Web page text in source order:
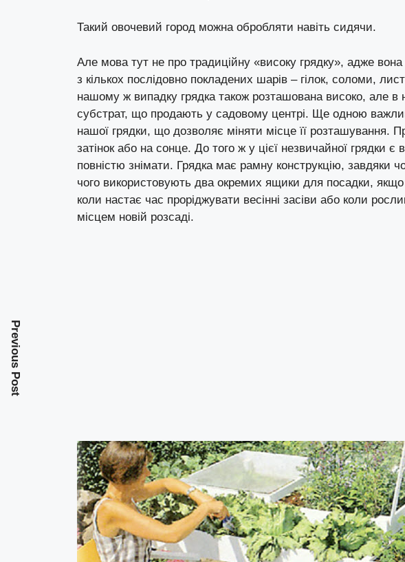
Такий овочевий город можна обробляти навіть сидячи.
Але мова тут не про традиційну «високу грядку», адже
з кількох послідовно покладених шарів – гілок, соломи,
нашому ж випадку грядка також розташована високо, але в
субстрат, що продають у садовому центрі. Ще одною
нашої грядки, що дозволяє міняти місце її розташування.
затінок або на сонце. До того ж у цієї незвичайної грядки є
повністю знімати. Грядка має рамну конструкцію, завдяки
чого використовують два окремих ящики для посадки,
коли настає час проріджувати весінні засіви або коли
місцем новій розсаді.
Previous Post